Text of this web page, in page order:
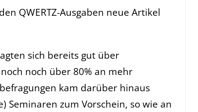
QWERTZ-Ausgaben neue Artikel
sich bereits gut über
noch über 80% an mehr
kam darüber hinaus
Seminaren zum Vorschein, so wie an